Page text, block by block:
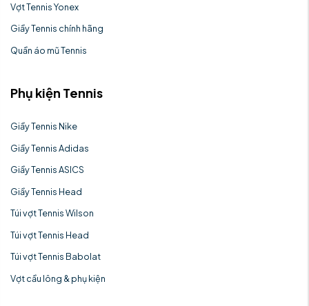
Vợt Tennis Yonex
Giầy Tennis chính hãng
Quần áo mũ Tennis
Phụ kiện Tennis
Giầy Tennis Nike
Giầy Tennis Adidas
Giầy Tennis ASICS
Giầy Tennis Head
Túi vợt Tennis Wilson
Túi vợt Tennis Head
Túi vợt Tennis Babolat
Vợt cầu lông & phụ kiện